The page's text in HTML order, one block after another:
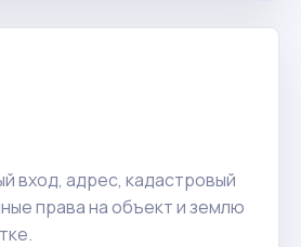
вход, адрес, кадастровый
права на объект и землю